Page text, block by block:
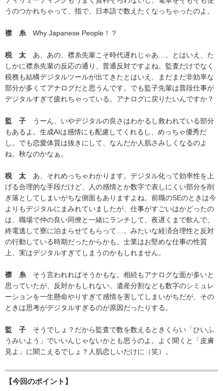
うのつかれちゃって、指で、日本語で数えたくなっちゃったのよ。
襟 糸Why Japanese People！？
税 太 あ、あの、襟糸先輩こそ時代遅れじゃあ…。とはいえ、た
しかに襟糸先輩の反応の通り、普通反対ですよね。監査だけでなく
税務も結構デジタルツールが出てきたとはいえ、まだまだ非効率な
部分が多くてアナログだと思うんです。でも監子先輩は普段仕事が
デジタルすぎて疲れちゃっている。アナログに戻りたいんですか？
監 子 うーん、いやデジタルの良さはわかるし救われている部分
もあるよ。生成AIは感情にも配慮してくれるし、めっちゃ優秀だ
し。でも恋愛体質は抜きにして、なんだか人肌さみしくなるのよ
ね。秋なのかなぁ。
税 太 あ、それめっちゃわかります。デジタル化って効率性を上
げる合理的な手段だけど、人の感情とか数字で表しにくい部分を削
ぎ落としてしまいがちな側面もありますよね。前職のSEのときは今
よりもデジタルにまみれていましたが、仕事がすごいはかどったの
は、職場で仲の良い同僚と一緒にランチして、夜遅くまで飲んで、
終電逃して寮に泊まらせてもらって…。みたいな経済合理性と反対
の行動している時期だったからかも。士業はお堅めな仕事の性質
上、実はデジタルすぎてしまうのかもしれません。
襟 糸そう言われればそうかもな。相続もアナログな面が多いと
思っていたが、反対かもしれない。遺産分割なども数字のシミュレ
ーションを一生懸命やりすぎて感情を害してしまいがちだが、その
ときは思考がデジタルすぎるのが原因だったりする。
監 子 そうでしょ？だから監査で数を数えるときくらい「ひいふ
うみいよう」でいいんじゃないかとも思うのよ。よく聞くと「皮膚
見よ」に聞こえるでしょ？人肌恋しいだけに（笑）。
【今回のポイント】